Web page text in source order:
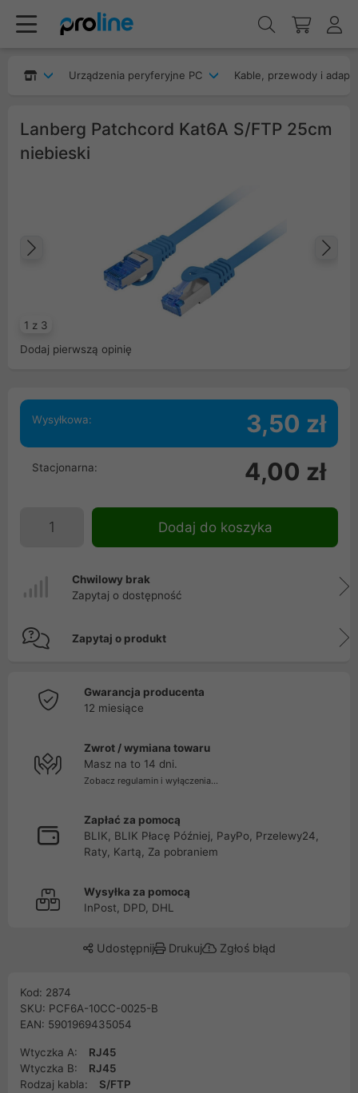
Urządzenia peryferyjne PC Kable, przewody i
Lanberg Patchcord Kat6A S/FTP 25cm
niebieski
1 z 3
Poprzedni
Dodaj pierwszą opinię
Wysyłkowa: 3,50 zł
Stacjonarna: 4,00 zł
Dodaj do koszyka
Chwilowy brak
Zapytaj o dostępność
Zapytaj o produkt
Gwarancja producenta
12 miesiące
Zwrot / wymiana towaru
Masz na to 14 dni.
Zobacz regulamin i wyłączenia...
Zapłać za pomocą
BLIK, BLIK Płacę Później, PayPo, Przelewy24,
Raty, Kartą, Za pobraniem
Wysyłka za pomocą
InPost, DPD, DHL
Udostępnij Drukuj Zgłoś błąd
Kod: 2874
SKU: PCF6A-10CC-0025-B
EAN: 5901969435054
Wtyczka A:
RJ45
Wtyczka B:
RJ45
Rodzaj kabla:
S/FTP